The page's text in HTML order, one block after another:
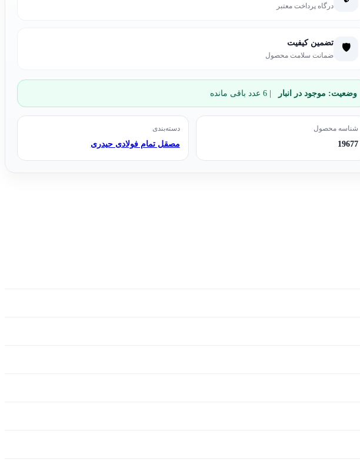
درگاه پرداخت معتبر
🛡️ تضمین کیفیت
ضمانت سلامت محصول
وضعیت: موجود در انبار
شناسه محصول
19677
دسته‌بندی
مصقل تمام فولادی حیدری